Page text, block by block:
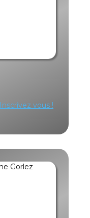
Inscrivez vous !